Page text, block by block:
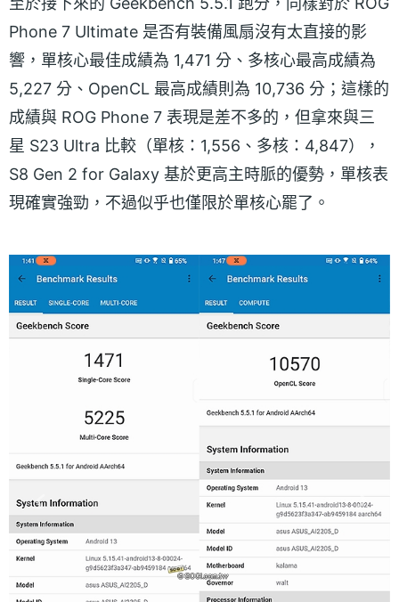
Phone 7 Ultimate 是否有裝備風扇沒有太直接的影
響，單核心最佳成績為 1,471 分、多核心最高成績為
5,227 分、OpenCL 最高成績則為 10,736 分；這樣的
成績與 ROG Phone 7 表現是差不多的，但拿來與三
星 S23 Ultra 比較（單核：1,556、多核：4,847），
S8 Gen 2 for Galaxy 基於更高主時脈的優勢，單核表
現確實強勁，不過似乎也僅限於單核心罷了。